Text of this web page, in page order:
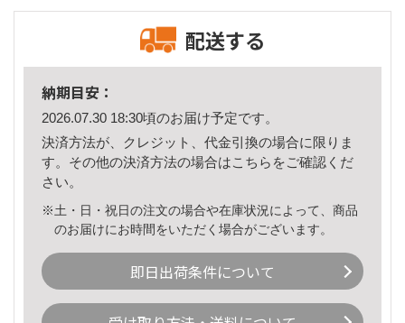
配送する
納期目安：
2026.07.30 18:30頃のお届け予定です。
決済方法が、クレジット、代金引換の場合に限りま
す。その他の決済方法の場合はこちら をご確認くだ
さい。
※土・日・祝日の注文の場合や在庫状況によって、商品
のお届けにお時間をいただく場合がございます。
即日出荷条件について